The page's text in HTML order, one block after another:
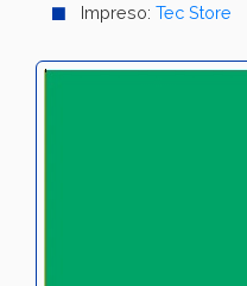
Impreso: Tec Store